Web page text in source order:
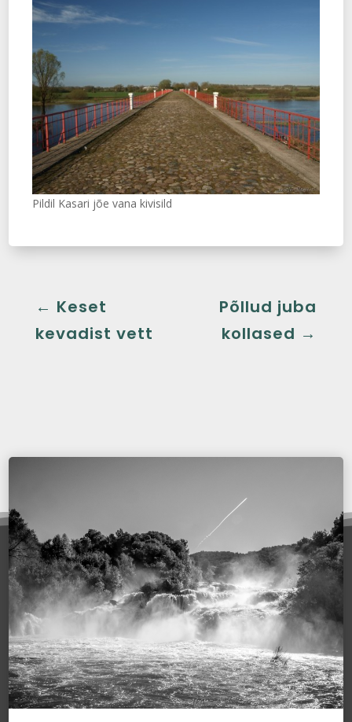
Pildil Kasari jõe vana kivisild
← Keset
kevadist vett
Põllud juba
kollased →